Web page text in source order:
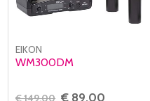
EIKON
WM300DM
€ 149,00 € 89,00